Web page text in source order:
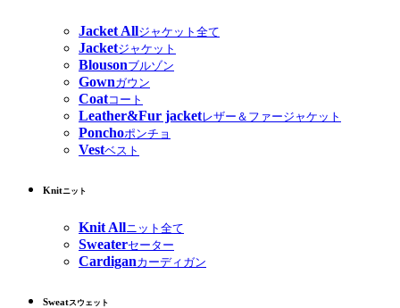
Jacket Allジャケット全て
Jacketジャケット
Blousonブルゾン
Gownガウン
Coatコート
Leather&Fur jacketレザー＆ファージャケット
Ponchoポンチョ
Vestベスト
Knitニット
Knit Allニット全て
Sweaterセーター
Cardiganカーディガン
Sweatスウェット